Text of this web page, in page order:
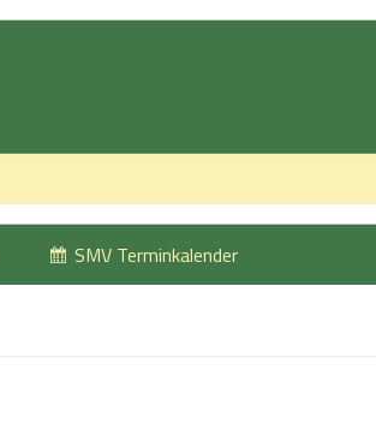
SMV Terminkalender